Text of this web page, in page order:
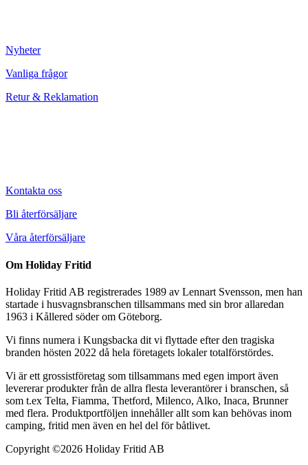
Nyheter
Vanliga frågor
Retur & Reklamation
Kontakta oss
Bli återförsäljare
Våra återförsäljare
Om Holiday Fritid
Holiday Fritid AB registrerades 1989 av Lennart Svensson, men han
startade i husvagnsbranschen tillsammans med sin bror allaredan
1963 i Kållered söder om Göteborg.
Vi finns numera i Kungsbacka dit vi flyttade efter den tragiska
branden hösten 2022 då hela företagets lokaler totalförstördes.
Vi är ett grossistföretag som tillsammans med egen import även
levererar produkter från de allra flesta leverantörer i branschen, så
som t.ex Telta, Fiamma, Thetford, Milenco, Alko, Inaca, Brunner
med flera. Produktportföljen innehåller allt som kan behövas inom
camping, fritid men även en hel del för båtlivet.
Copyright ©2026 Holiday Fritid AB